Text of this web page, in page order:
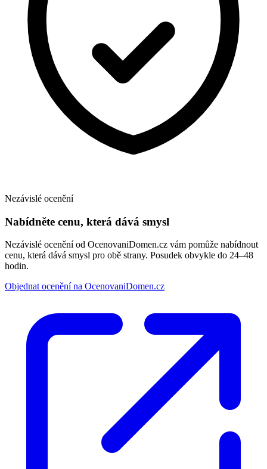
Nezávislé ocenění
Nabídněte cenu, která dává smysl
Nezávislé ocenění od OcenovaniDomen.cz vám pomůže nabídnout
cenu, která dává smysl pro obě strany. Posudek obvykle do 24–48
hodin.
Objednat ocenění na OcenovaniDomen.cz